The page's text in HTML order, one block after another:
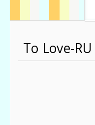
To Love-